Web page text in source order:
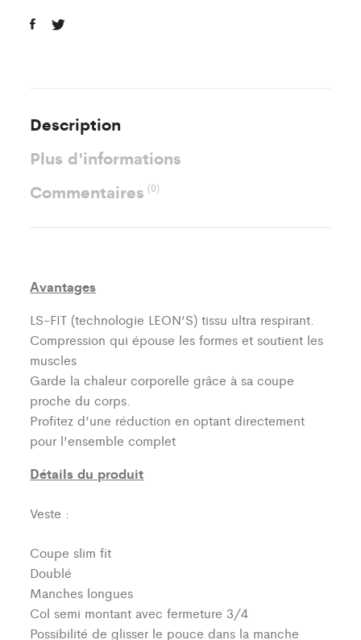
Description
Plus d'informations
Commentaires(0)
Avantages
LS-FIT (technologie LEON’S)tissu ultra respirant.
Compression qui épouse les formes et soutient les
muscles
Garde la chaleur corporelle grâce à sa coupe
proche du corps.
Profitez d’une réduction en optant directement
pour l’ensemble complet
Détails du produit
Veste :
Coupe slim fit
Doublé
Manches longues
Col semi montant avec fermeture 3/4
Possibilité de glisser le pouce dans la manche